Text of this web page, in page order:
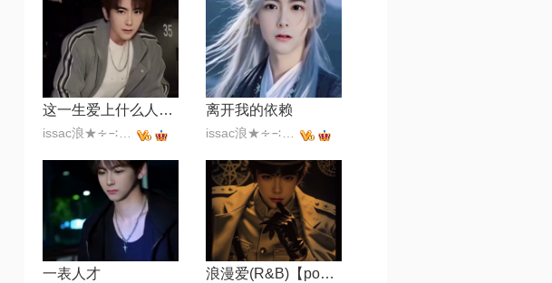
这一生爱上什么人都不为过(咬住下唇) 离开我的依赖
一表人才 浪漫爱(R&B)【pop】